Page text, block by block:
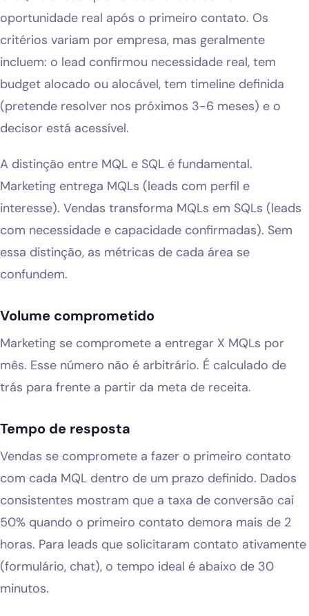
oportunidade real após o primeiro contato. Os
critérios variam por empresa, mas geralmente
incluem: o lead confirmou necessidade real, tem
budget alocado ou alocável, tem timeline definida
(pretende resolver nos próximos 3-6 meses) e o
decisor está acessível.
A distinção entre MQL e SQL é fundamental.
Marketing entrega MQLs (leads com perfil e
interesse). Vendas transforma MQLs em SQLs (leads
com necessidade e capacidade confirmadas). Sem
essa distinção, as métricas de cada área se
confundem.
Volume comprometido
Marketing se compromete a entregar X MQLs por
mês. Esse número não é arbitrário. É calculado de
trás para frente a partir da meta de receita.
Tempo de resposta
Vendas se compromete a fazer o primeiro contato
com cada MQL dentro de um prazo definido. Dados
consistentes mostram que a taxa de conversão cai
50% quando o primeiro contato demora mais de 2
horas. Para leads que solicitaram contato ativamente
(formulário, chat), o tempo ideal é abaixo de 30
minutos.